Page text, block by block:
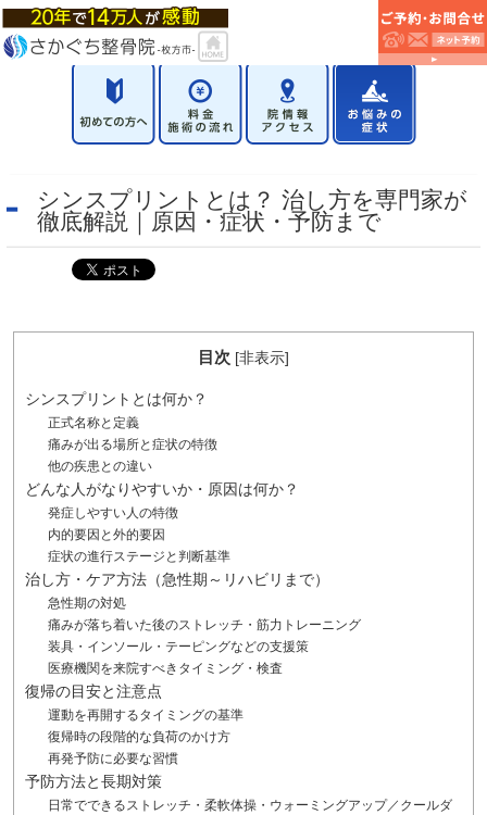
シンスプリントとは？ 治し方を専門家が
徹底解説｜原因・症状・予防まで
目次 [非表示]
シンスプリントとは何か？
正式名称と定義
痛みが出る場所と症状の特徴
他の疾患との違い
どんな人がなりやすいか・原因は何か？
発症しやすい人の特徴
内的要因と外的要因
症状の進行ステージと判断基準
治し方・ケア方法（急性期～リハビリまで）
急性期の対処
痛みが落ち着いた後のストレッチ・筋力トレーニング
装具・インソール・テーピングなどの支援策
医療機関を来院すべきタイミング・検査
復帰の目安と注意点
運動を再開するタイミングの基準
復帰時の段階的な負荷のかけ方
再発予防に必要な習慣
予防方法と長期対策
日常でできるストレッチ・柔軟体操・ウォーミングアップ／クールダ